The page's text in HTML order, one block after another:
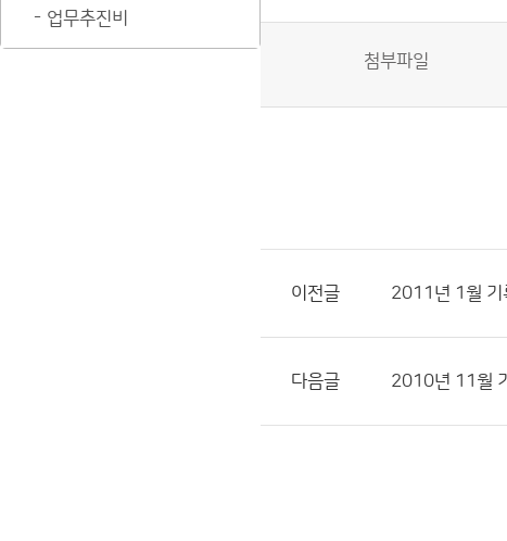
업무추진비
첨부파일
이전글 2011년 1월 기
다음글 2010년 11월